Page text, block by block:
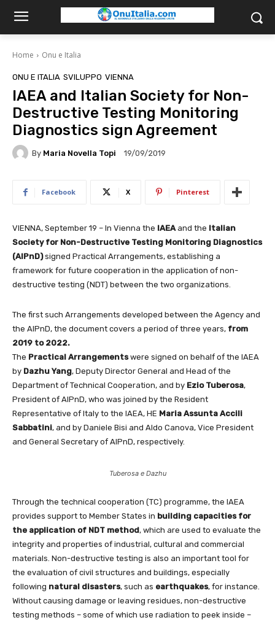
Home Onu e Italia
ONU E ITALIA SVILUPPO VIENNA
IAEA and Italian Society for Non-
Destructive Testing Monitoring
Diagnostics sign Agreement
By Maria Novella Topi 19/09/2019
Facebook X Pinterest
VIENNA, September 19 – In Vienna the IAEAand the Italian
Society for Non-Destructive Testing Monitoring Diagnostics
(AIPnD)signed Practical Arrangements, establishing a
framework for future cooperation in the application of non-
destructive testing (NDT) between the two organizations.
The first such Arrangements developed between the Agency and
the AIPnD, the document covers a period of three years, from
2019 to 2022.
The Practical Arrangementswere signed on behalf of the IAEA
by Dazhu Yang, Deputy Director General and Head of the
Department of Technical Cooperation, and by Ezio Tuberosa,
President of AIPnD, who was joined by the Resident
Representative of Italy to the IAEA, HE Maria Assunta Accili
Sabbatini, and by Daniele Bisi and Aldo Canova, Vice President
and General Secretary of AIPnD, respectively.
Tuberosa e Dazhu
Through the technical cooperation (TC) programme, the IAEA
provides support to Member States in building capacities for
the application of NDT method, which are used to evaluate the
integrity and properties of industrial, cultural and commercial
materials. Non-destructive testing is also an important tool for
the evaluation of civil structures and buildings, especially
following natural disasters, such as earthquakes, for instance.
Without causing damage or leaving residues, non-destructive
testing methods – some of which use radiation to peek inside –